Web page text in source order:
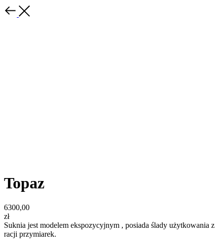
Topaz
6300,00
zł
Suknia jest modelem ekspozycyjnym , posiada ślady użytkowania z
racji przymiarek.